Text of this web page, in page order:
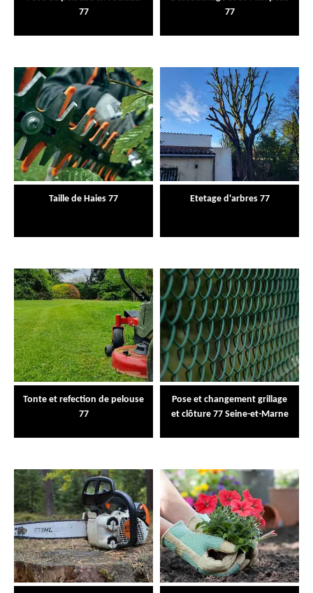
77
77
Taille de Haies 77 Etetage d'arbres 77
Tonte et refection de pelouse
77
Pose et changement grillage
et clôture 77 Seine-et-Marne